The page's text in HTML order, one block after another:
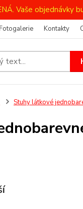
Vaše objednávky
Kontakty
Stuhy látkové